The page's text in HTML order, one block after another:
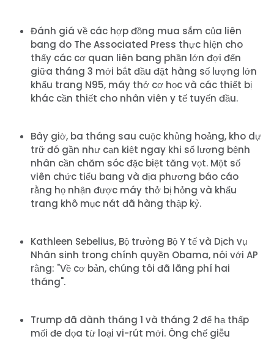
Đánh giá về các hợp đồng mua sắm của liên
bang do The Associated Press thực hiện cho
thấy các cơ quan liên bang phần lớn đợi đến
giữa tháng 3 mới bắt đầu đặt hàng số lượng lớn
khẩu trang N95, máy thở cơ học và các thiết bị
khác cần thiết cho nhân viên y tế tuyến đầu.
Bây giờ, ba tháng sau cuộc khủng hoảng, kho dự
trữ đó gần như cạn kiệt ngay khi số lượng bệnh
nhân cần chăm sóc đặc biệt tăng vọt. Một số
viên chức tiểu bang và địa phương báo cáo
rằng họ nhận được máy thở bị hỏng và khẩu
trang khô mục nát đã hàng thập kỷ.
Kathleen Sebelius, Bộ trưởng Bộ Y tế và Dịch vụ
Nhân sinh trong chính quyền Obama, nói với AP
rằng: "Về cơ bản, chúng tôi đã lãng phí hai
tháng".
Trump đã dành tháng 1 và tháng 2 để hạ thấp
mối đe dọa từ loại vi-rút mới. Ông chế giễu